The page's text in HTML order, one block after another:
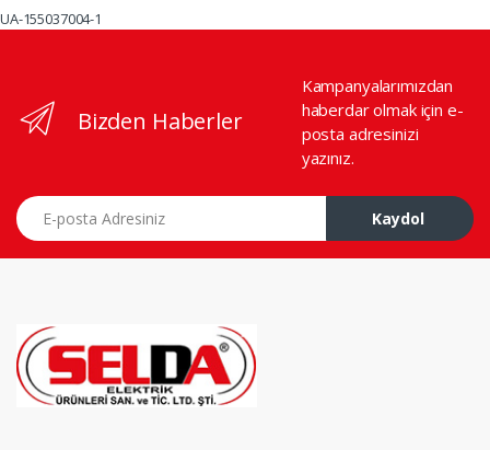
UA-155037004-1
Bizden Haberler
Kampanyalarımızdan
haberdar olmak için e-
posta adresinizi
yazınız.
E-posta Adresiniz
Kaydol